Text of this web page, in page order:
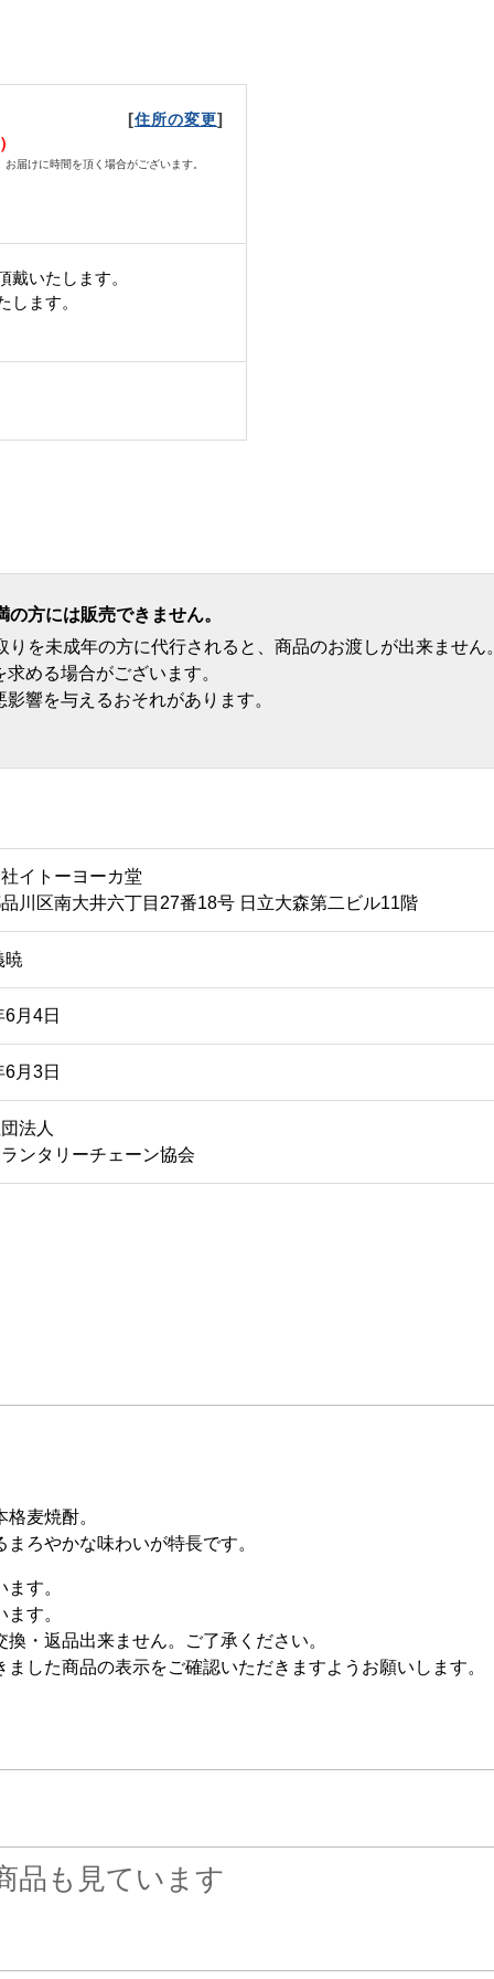
[住所の変更]
届けに時間を頂く場合がございます。
戴いたします。
します。
方には販売できません。
を未成年の方に代行されると、商品のお渡しが出来ません
める場合がございます。
響を与えるおそれがあります。
イトーヨーカ堂
川区南大井六丁目27番18号 日立大森第二ビル11階
暁
月4日
月3日
法人
ンタリーチェーン協会
麦焼酎。
ろやかな味わいが特長です。
す。
す。
・返品出来ません。ご了承ください。
した商品の表示をご確認いただきますようお願いします。
品も見ています